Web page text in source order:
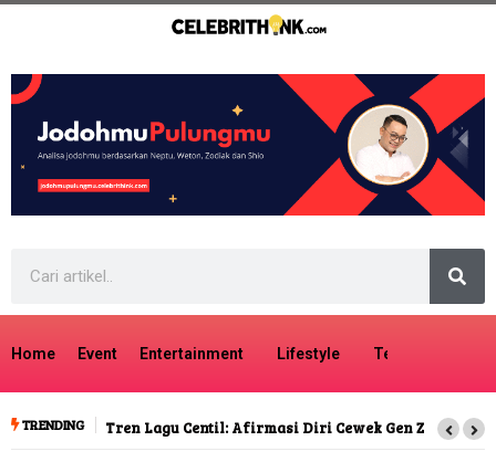
Home Event Entertainment Lifestyle Tech
TRENDING Tren Lagu Centil: Afirmasi Diri Cewek Gen Z